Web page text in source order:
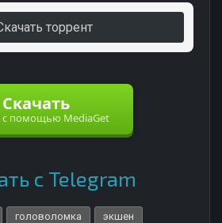
торрент
Скачать
с помощью MediaGet
с Telegram
головоломка экшен